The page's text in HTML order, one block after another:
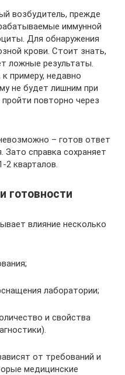
возбудитель, прежде
иммунной
Для обнаружения
крови. Стоит знать,
ложные результаты.
примеру, недавно
не будет лишним при
повторно через
– готов ответ
Зато справка сохраняет
2 кварталов.
готовности
влияние несколько
лаборатории;
и свойства
от требований и
медицинские